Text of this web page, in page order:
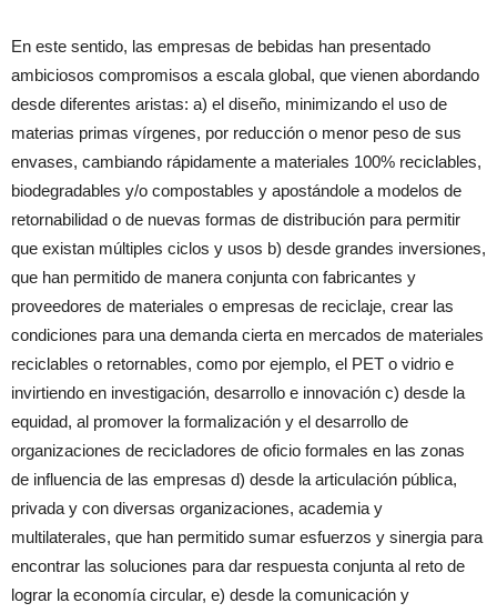
En este sentido, las empresas de bebidas han presentado
ambiciosos compromisos a escala global, que vienen abordando
desde diferentes aristas: a) el diseño, minimizando el uso de
materias primas vírgenes, por reducción o menor peso de sus
envases, cambiando rápidamente a materiales 100% reciclables,
biodegradables y/o compostables y apostándole a modelos de
retornabilidad o de nuevas formas de distribución para permitir
que existan múltiples ciclos y usos b) desde grandes inversiones,
que han permitido de manera conjunta con fabricantes y
proveedores de materiales o empresas de reciclaje, crear las
condiciones para una demanda cierta en mercados de materiales
reciclables o retornables, como por ejemplo, el PET o vidrio e
invirtiendo en investigación, desarrollo e innovación c) desde la
equidad, al promover la formalización y el desarrollo de
organizaciones de recicladores de oficio formales en las zonas
de influencia de las empresas d) desde la articulación pública,
privada y con diversas organizaciones, academia y
multilaterales, que han permitido sumar esfuerzos y sinergia para
encontrar las soluciones para dar respuesta conjunta al reto de
lograr la economía circular, e) desde la comunicación y